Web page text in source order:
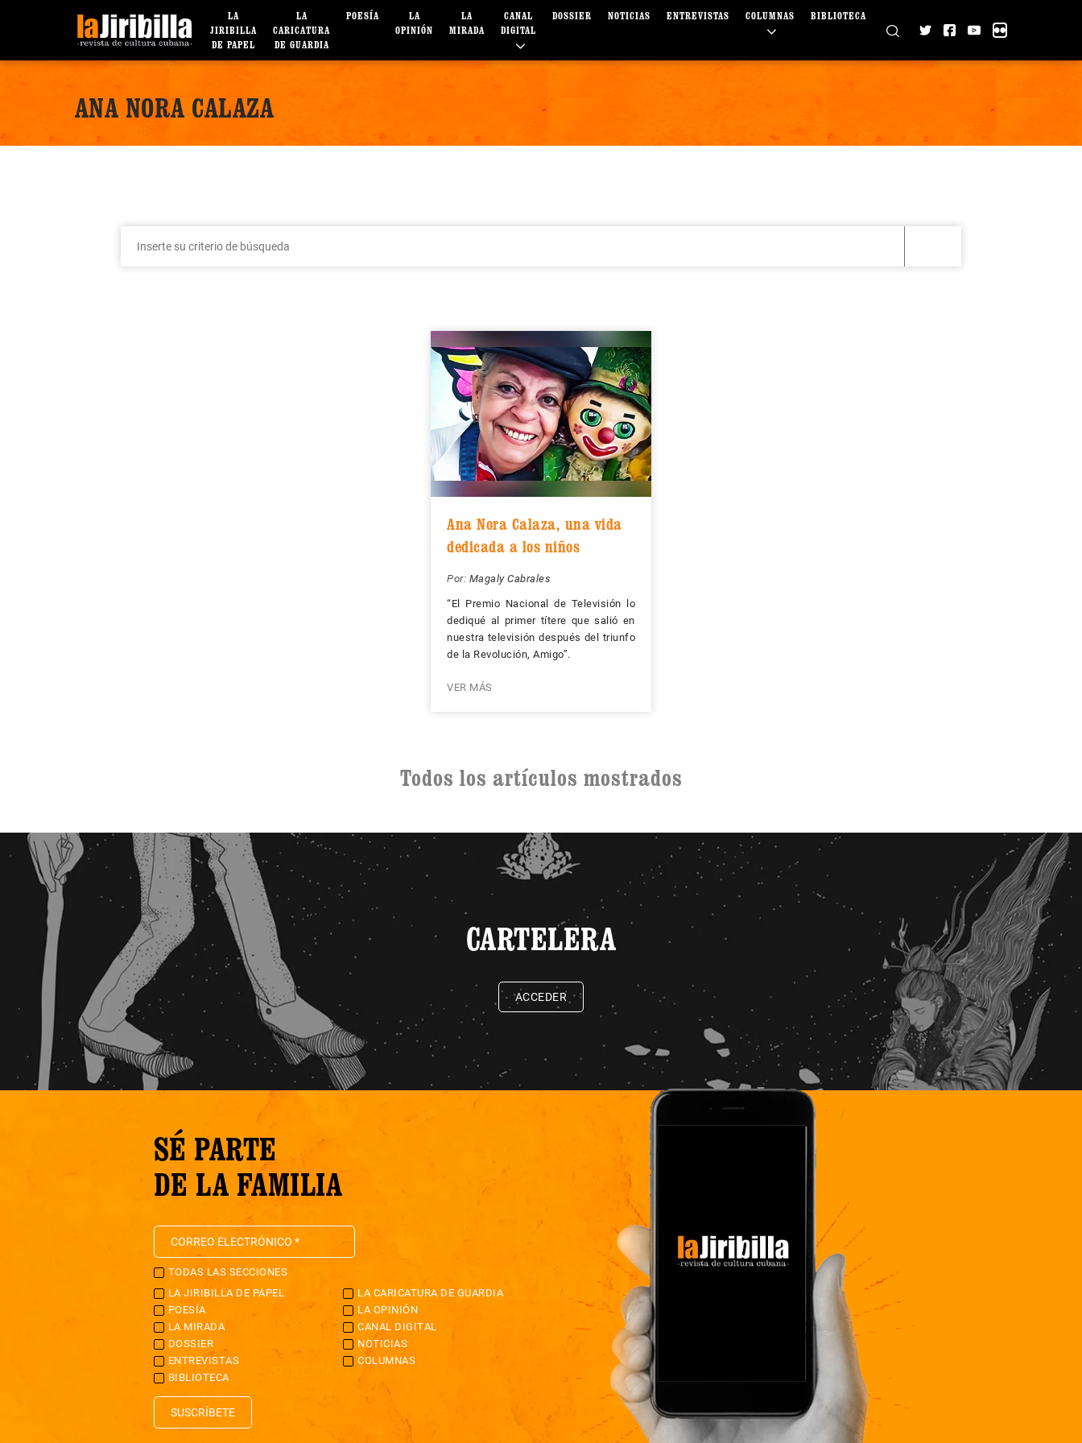
LA
JIRIBILLA
DE PAPEL
LA
CARICATURA
DE GUARDIA
POESÍA
LA
OPINIÓN
LA
MIRADA
CANAL
DIGITAL
DOSSIER NOTICIAS ENTREVISTAS COLUMNAS BIBLIOTECA
ANA NORA CALAZA
Ana Nora Calaza, una vida
dedicada a los niños
Por: Magaly Cabrales
“El Premio Nacional de Televisión lo
dediqué al primer títere que salió en
nuestra televisión después del triunfo
de la Revolución, Amigo”.
VER MÁS
Todos los artículos mostrados
CARTELERA
ACCEDER
SÉ PARTE
DE LA FAMILIA
TODAS LAS SECCIONES
LA JIRIBILLA DE PAPEL
LA CARICATURA DE GUARDIA
POESÍA
LA OPINIÓN
LA MIRADA
CANAL DIGITAL
DOSSIER
NOTICIAS
ENTREVISTAS
COLUMNAS
BIBLIOTECA
SUSCRÍBETE